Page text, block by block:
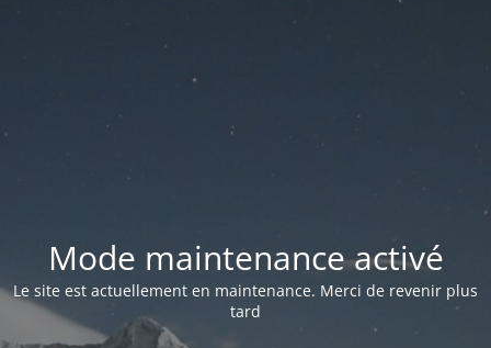
Mode maintenance activé
Le site est actuellement en maintenance. Merci de revenir plus
tard